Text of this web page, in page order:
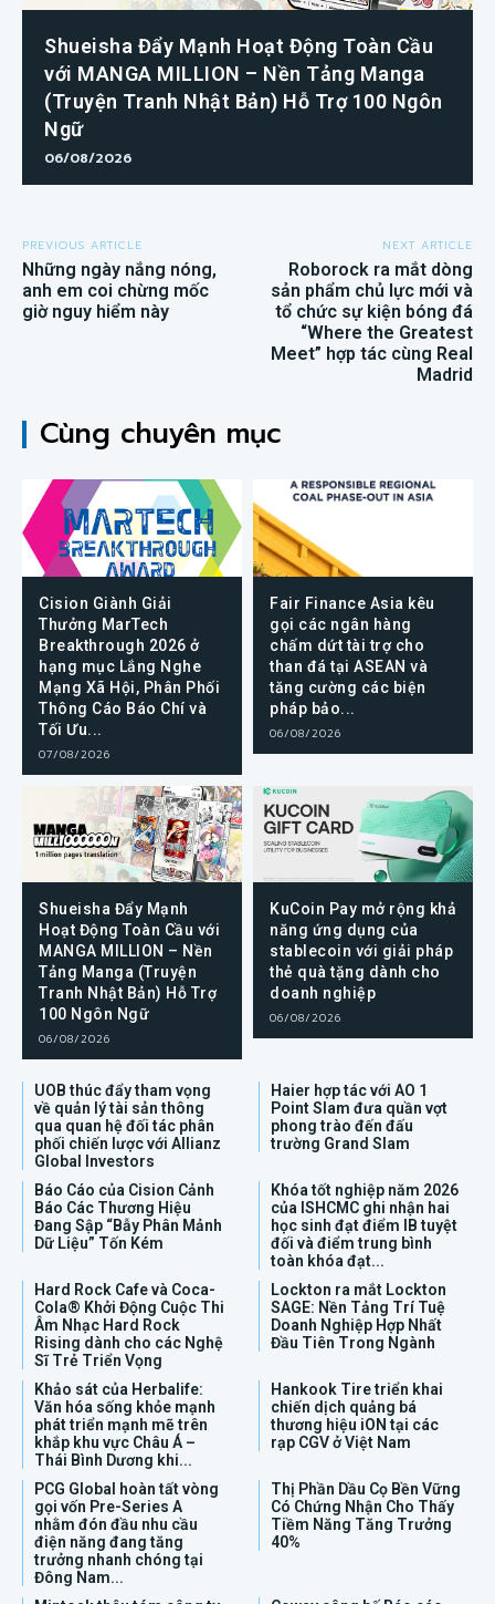
Shueisha Đẩy Mạnh Hoạt Động Toàn Cầu
với MANGA MILLION – Nền Tảng Manga
(Truyện Tranh Nhật Bản) Hỗ Trợ 100 Ngôn
Ngữ
06/08/2026
PREVIOUS ARTICLE
Những ngày nắng nóng,
anh em coi chừng mốc
giờ nguy hiểm này
NEXT ARTICLE
Roborock ra mắt dòng
sản phẩm chủ lực mới và
tổ chức sự kiện bóng đá
“Where the Greatest
Meet” hợp tác cùng Real
Madrid
Cùng chuyên mục
Cision Giành Giải
Thưởng MarTech
Breakthrough 2026 ở
hạng mục Lắng Nghe
Mạng Xã Hội, Phân Phối
Thông Cáo Báo Chí và
Tối Ưu...
07/08/2026
Fair Finance Asia kêu
gọi các ngân hàng
chấm dứt tài trợ cho
than đá tại ASEAN và
tăng cường các biện
pháp bảo...
06/08/2026
Shueisha Đẩy Mạnh
Hoạt Động Toàn Cầu với
MANGA MILLION – Nền
Tảng Manga (Truyện
Tranh Nhật Bản) Hỗ Trợ
100 Ngôn Ngữ
06/08/2026
KuCoin Pay mở rộng khả
năng ứng dụng của
stablecoin với giải pháp
thẻ quà tặng dành cho
doanh nghiệp
06/08/2026
UOB thúc đẩy tham vọng
về quản lý tài sản thông
qua quan hệ đối tác phân
phối chiến lược với Allianz
Global Investors
Haier hợp tác với AO 1
Point Slam đưa quần vợt
phong trào đến đấu
trường Grand Slam
Báo Cáo của Cision Cảnh
Báo Các Thương Hiệu
Đang Sập “Bẫy Phân Mảnh
Dữ Liệu” Tốn Kém
Khóa tốt nghiệp năm 2026
của ISHCMC ghi nhận hai
học sinh đạt điểm IB tuyệt
đối và điểm trung bình
toàn khóa đạt...
Hard Rock Cafe và Coca-
Cola® Khởi Động Cuộc Thi
Âm Nhạc Hard Rock
Rising dành cho các Nghệ
Sĩ Trẻ Triển Vọng
Lockton ra mắt Lockton
SAGE: Nền Tảng Trí Tuệ
Doanh Nghiệp Hợp Nhất
Đầu Tiên Trong Ngành
Khảo sát của Herbalife:
Văn hóa sống khỏe mạnh
phát triển mạnh mẽ trên
khắp khu vực Châu Á –
Thái Bình Dương khi...
Hankook Tire triển khai
chiến dịch quảng bá
thương hiệu iON tại các
rạp CGV ở Việt Nam
PCG Global hoàn tất vòng
gọi vốn Pre-Series A
nhằm đón đầu nhu cầu
điện năng đang tăng
trưởng nhanh chóng tại
Đông Nam...
Thị Phần Dầu Cọ Bền Vững
Có Chứng Nhận Cho Thấy
Tiềm Năng Tăng Trưởng
40%